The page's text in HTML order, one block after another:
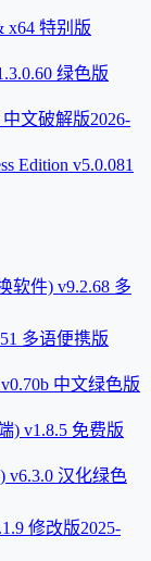
x64 特别版
绿色版
中文破解版2026-
Edition v5.0.081
软件) v9.2.68 多
多语便携版
中文绿色版
) v1.8.5 免费版
v6.3.0 汉化绿色
修改版2025-